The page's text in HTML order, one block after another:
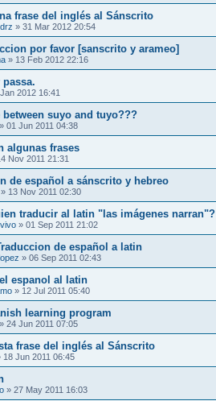
frase del inglés al Sánscrito
» 31 Mar 2012 20:54
por favor [sanscrito y arameo]
» 13 Feb 2012 22:16
2012 16:41
between suyo and tuyo???
» 01 Jun 2011 04:38
algunas frases
Nov 2011 21:31
de español a sánscrito y hebreo
13 Nov 2011 02:30
traducir al latin "las imágenes narran"?
» 01 Sep 2011 21:02
de español a latin
» 06 Sep 2011 02:43
espanol al latin
» 12 Jul 2011 05:40
learning program
» 24 Jun 2011 07:05
frase del inglés al Sánscrito
18 Jun 2011 06:45
» 27 May 2011 16:03